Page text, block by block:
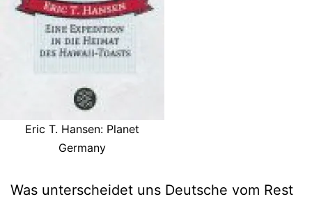
Eric T. Hansen: Planet
Germany
Was unterscheidet uns Deutsche vom Rest